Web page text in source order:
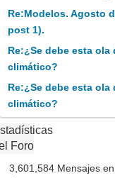
Re:Modelos. Agosto
post 1).
Re:¿Se debe esta ola
climático?
Re:¿Se debe esta ola
climático?
Foro
3,601,584 Mensajes